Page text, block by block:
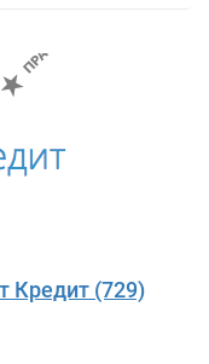
Кредит (729)